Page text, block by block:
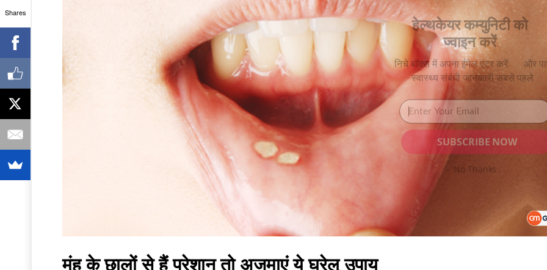
मुंह के छालों से हैं परेशान तो अजमाएं ये घरेलू उपाय
Shares
SUBSCRIBE NOW
हेल्थकेयर कम्युनिटी को
ज्वाइन करें
निचे बॉक्स में अपना ईमेल एंटर करें और
स्वास्थ्य संबंधी जानकारी सबसे पहले
No Thanks
POWERED BY